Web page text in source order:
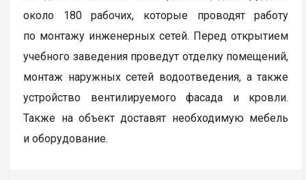
около 180 рабочих, которые проводят работу
по монтажу инженерных сетей. Перед открытием
учебного заведения проведут отделку помещений,
монтаж наружных сетей водоотведения, а также
устройство вентилируемого фасада и кровли.
Также на объект доставят необходимую мебель
и оборудование.